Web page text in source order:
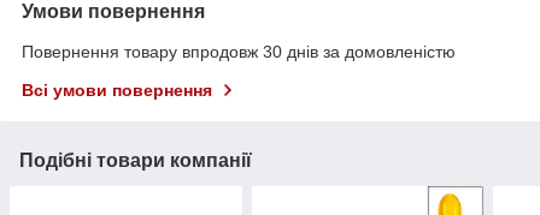
Умови повернення
Повернення товару впродовж 30 днів за домовленістю
Всі умови повернення
Подібні товари компанії